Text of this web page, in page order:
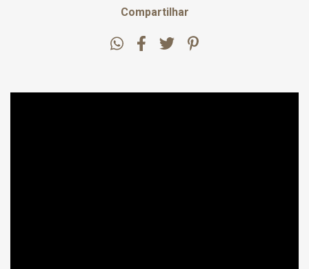
Compartilhar